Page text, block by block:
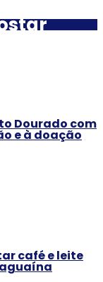
Dourado com
e à doação
café e leite